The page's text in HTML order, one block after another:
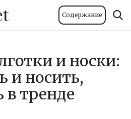
Регистрацияи носки:
и носить,
в тренде
Содержание